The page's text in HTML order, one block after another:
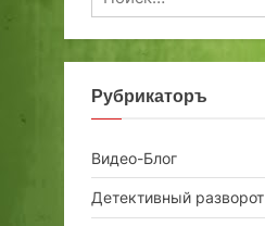
Рубрикаторъ
Видео-Блог
Детективный разворот